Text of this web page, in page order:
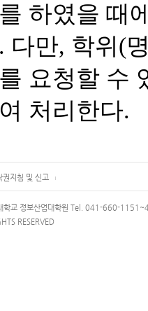
하였을 때
다만, 학위(
요청할 수
처리한다.
권지침 및 신고
학교 정보산업대학원 Tel. 041-660-
RESERVED